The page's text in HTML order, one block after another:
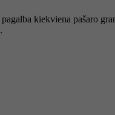
kiekviena pašaro